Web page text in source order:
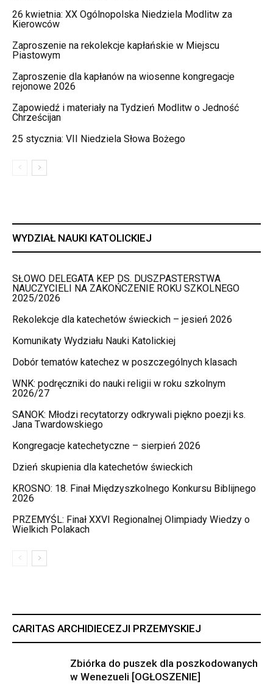
26 kwietnia: XX Ogólnopolska Niedziela Modlitw za
Kierowców
Zaproszenie na rekolekcje kapłańskie w Miejscu
Piastowym
Zaproszenie dla kapłanów na wiosenne kongregacje
rejonowe 2026
Zapowiedź i materiały na Tydzień Modlitw o Jedność
Chrześcijan
25 stycznia: VII Niedziela Słowa Bożego
WYDZIAŁ NAUKI KATOLICKIEJ
SŁOWO DELEGATA KEP DS. DUSZPASTERSTWA
NAUCZYCIELI NA ZAKOŃCZENIE ROKU SZKOLNEGO
2025/2026
Rekolekcje dla katechetów świeckich – jesień 2026
Komunikaty Wydziału Nauki Katolickiej
Dobór tematów katechez w poszczególnych klasach
WNK: podręczniki do nauki religii w roku szkolnym
2026/27
SANOK: Młodzi recytatorzy odkrywali piękno poezji ks.
Jana Twardowskiego
Kongregacje katechetyczne – sierpień 2026
Dzień skupienia dla katechetów świeckich
KROSNO: 18. Finał Międzyszkolnego Konkursu Biblijnego
2026
PRZEMYŚL: Finał XXVI Regionalnej Olimpiady Wiedzy o
Wielkich Polakach
CARITAS ARCHIDIECEZJI PRZEMYSKIEJ
Zbiórka do puszek dla poszkodowanych
w Wenezueli [OGŁOSZENIE]